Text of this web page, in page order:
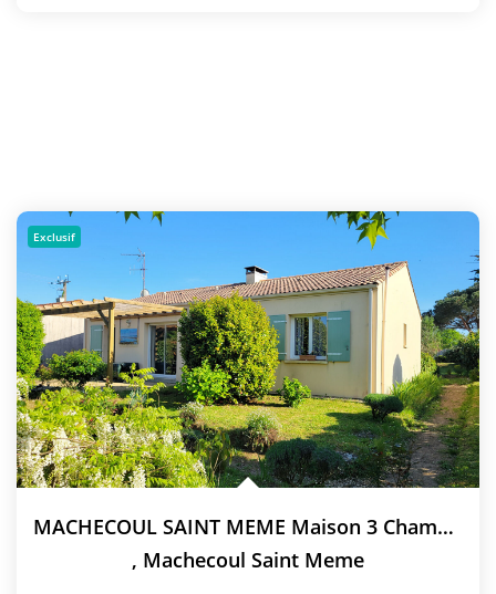
Exclusif
MACHECOUL SAINT MEME Maison 3 Chambres
, Machecoul Saint Meme